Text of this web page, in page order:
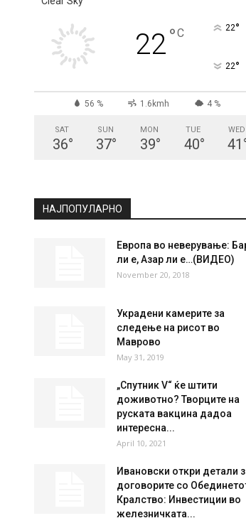
22°C 22°
22°
56 % 1.6kmh 4 %
SAT
36°
SUN
37°
MON
39°
TUE
40°
WED
41
НАЈПОПУЛАРНО
Европа во неверување:
ли е, Азар ли е…(ВИДЕО)
November 20, 2018
Украдени камерите за
следење на рисот во
Маврово
May 31, 2019
„Спутник V“ ќе штити
доживотно? Творците на
руската вакцина дадоа
интересна...
April 10, 2021
Ивановски откри детали
договорите со
Кралство: Инвестиции во
железничката...